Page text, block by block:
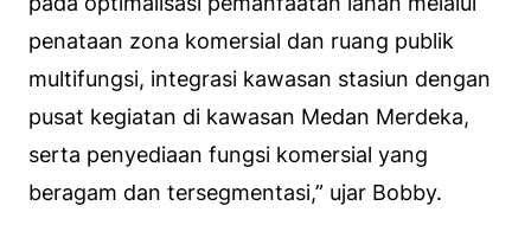
penataan zona komersial dan ruang publik
multifungsi, integrasi kawasan stasiun dengan
pusat kegiatan di kawasan Medan Merdeka,
serta penyediaan fungsi komersial yang
beragam dan tersegmentasi,” ujar Bobby.